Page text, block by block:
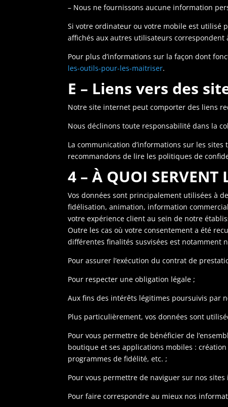
– Nous ne fournissons aucune information
Si votre ordinateur ou votre mobile est utilisé
affichés aux autres utilisateurs correspondent
Pour plus d’informations sur la façon dont
les-outils-pour-les-maitriser.
E – Liens vers des
Notre site internet peut comporter des liens
Nous déclinons toute responsabilité dans la
La communication d’informations sur les
recommandons de lire les politiques de
4 – À QUOI SERVENT
Vos données sont principalement utilisées à
fidélisation, animation, information
votre expérience client au sein de notre
Outre les cas où votre consentement a été
différentes finalités susvisées est notamment
Pour assurer l’exécution du contrat de
Pour respecter une obligation légale ;
Aux fins des intérêts légitimes poursuivis par
Plus particulièrement, vos données sont
Pour vous permettre de bénéficier de
boutique et ses applications mobiles :
programmes de fidélité, etc. ;
Pour vous permettre de naviguer sur nos sites
Pour faire correspondre au mieux nos